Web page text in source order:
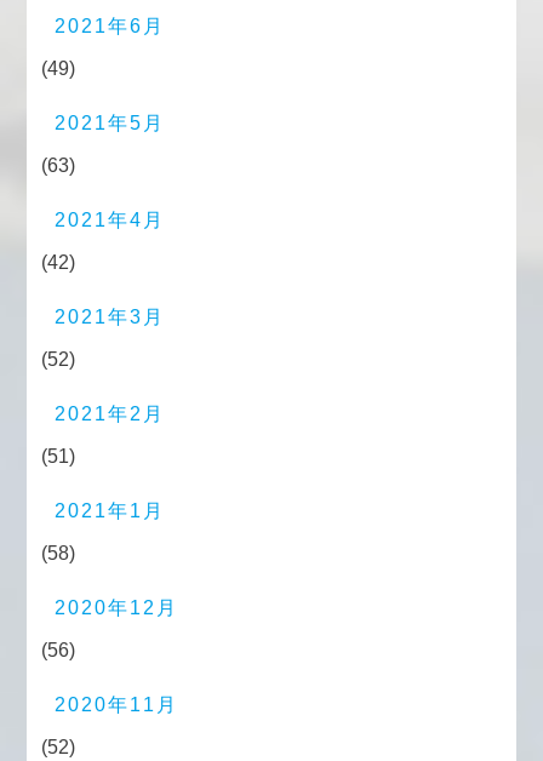
2021年6月
(49)
2021年5月
(63)
2021年4月
(42)
2021年3月
(52)
2021年2月
(51)
2021年1月
(58)
2020年12月
(56)
2020年11月
(52)